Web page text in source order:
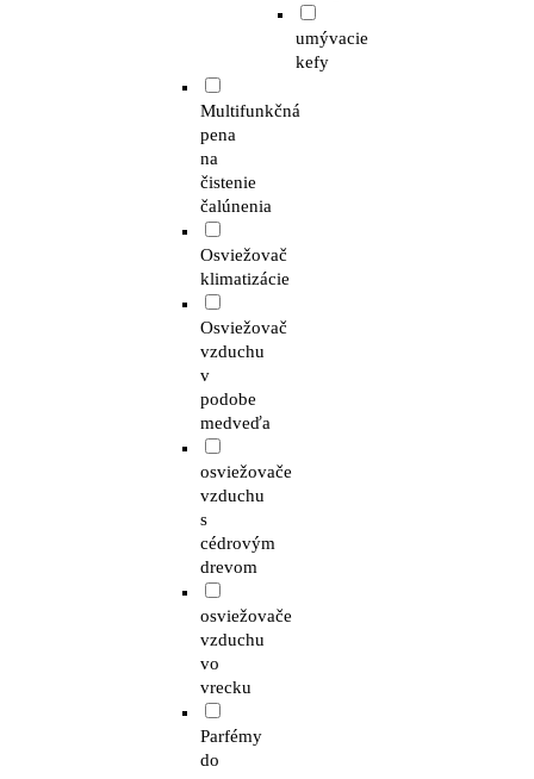
umývacie
kefy
Multifunkčná
pena
na
čistenie
čalúnenia
Osviežovač
klimatizácie
Osviežovač
vzduchu
v
podobe
medveďa
osviežovače
vzduchu
s
cédrovým
drevom
osviežovače
vzduchu
vo
vrecku
Parfémy
do